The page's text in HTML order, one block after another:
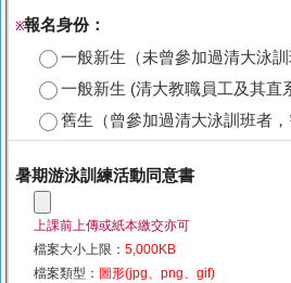
※報名身份：
一般新生（未曾參加過清大泳訓
一般新生 (清大教職員工及其直
舊生（曾參加過清大泳訓班者，
暑期游泳訓練活動同意書
上課前上傳或紙本繳交亦可
檔案大小上限： 5,000KB
檔案類型： 圖形(jpg、png、gif)